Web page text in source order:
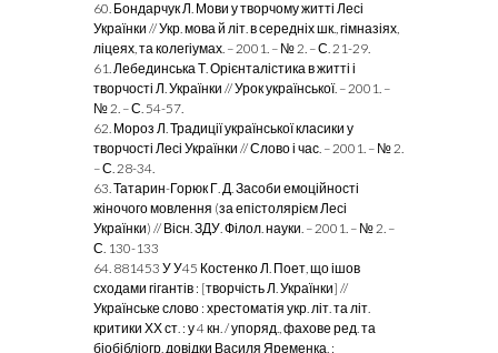
60. Бондарчук Л. Мови у творчому житті Лесі
Українки // Укр. мова й літ. в середніх шк., гімназіях,
ліцеях, та колегіумах. – 2001. – № 2. – С. 21-29.
61. Лебединська Т. Орієнталістика в житті і
творчості Л. Українки // Урок української. – 2001. –
№ 2. – С. 54-57.
62. Мороз Л. Традиції української класики у
творчості Лесі Українки // Слово і час. – 2001. – № 2.
– С. 28-34.
63. Татарин-Горюк Г. Д. Засоби емоційності
жіночого мовлення (за епістолярієм Лесі
Українки) // Вісн. ЗДУ. Філол. науки. – 2001. – № 2. –
С. 130-133
64. 881453 У У45 Костенко Л. Поет, що ішов
сходами гігантів : [творчість Л. Українки] //
Українське слово : хрестоматія укр. літ. та літ.
критики ХХ ст. : у 4 кн. / упоряд., фахове ред. та
біобібліогр. довідки Василя Яременка. :